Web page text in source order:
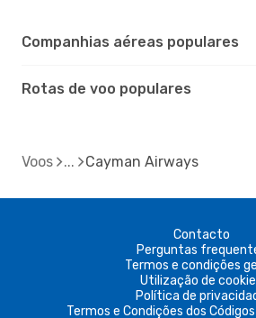
Companhias aéreas populares
Rotas de voo populares
Voos Cayman Airways
Contacto
Perguntas
Termos e condições
Utilização de
Política de
Termos e Condições dos